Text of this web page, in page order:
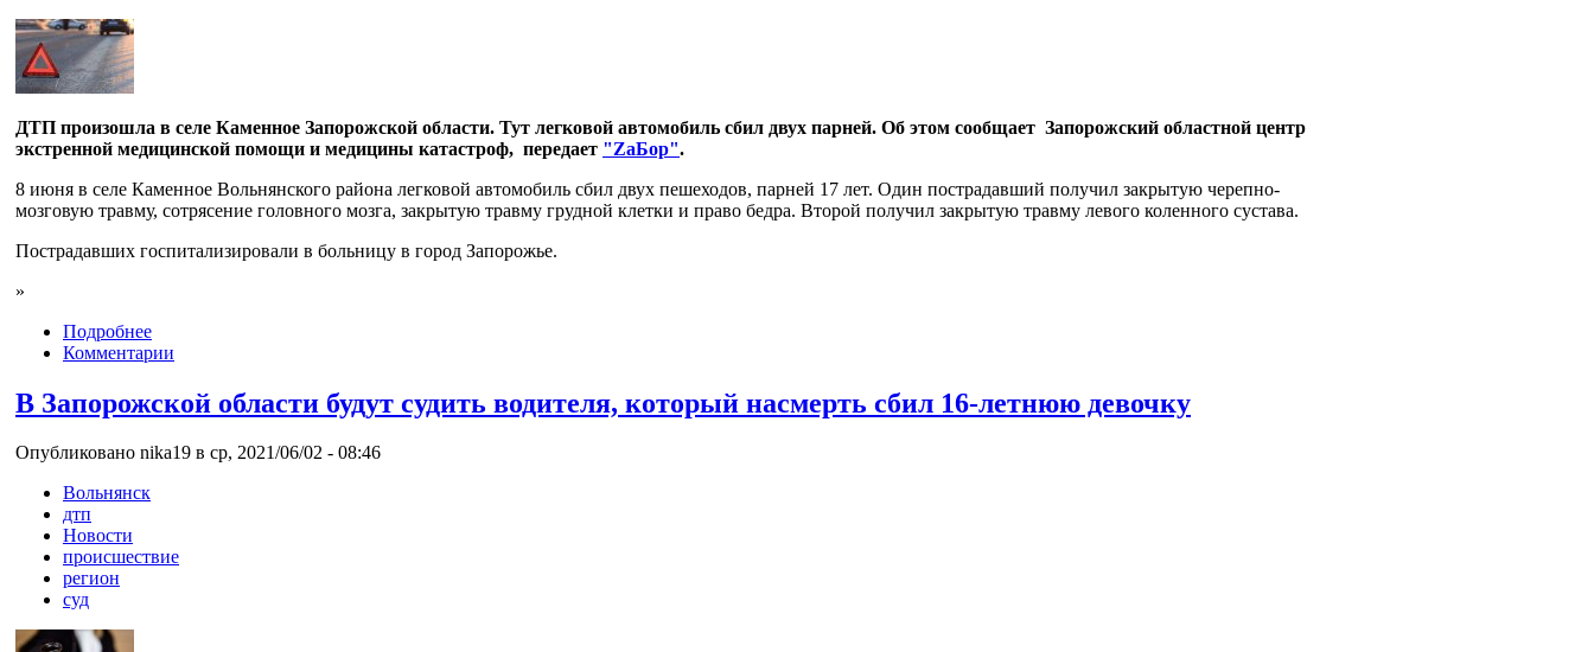
ДТП произошла в селе Каменное Запорожской области. Тут легковой автомобиль сбил двух парней. Об этом сообщает Запорожский областной центр
экстренной медицинской помощи и медицины катастроф, передает "ZаБор".
8 июня в селе Каменное Вольнянского района легковой автомобиль сбил двух пешеходов, парней 17 лет. Один пострадавший получил закрытую черепно-
мозговую травму, сотрясение головного мозга, закрытую травму грудной клетки и право бедра. Второй получил закрытую травму левого коленного сустава.
Пострадавших госпитализировали в больницу в город Запорожье.
»
Подробнее
Комментарии
В Запорожской области будут судить водителя, который насмерть сбил 16-летнюю девочку
Опубликовано nika19 в ср, 2021/06/02 - 08:46
Вольнянск
дтп
Новости
происшествие
регион
суд